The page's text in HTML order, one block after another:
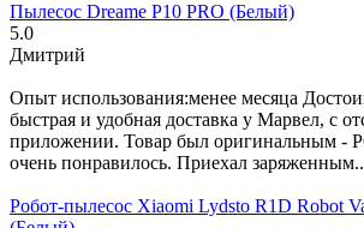
Пылесос Dreame P10 PRO (Белый)
5.0
Дмитрий
Опыт использования:менее месяца
быстрая и удобная доставка у Марвел, с
приложении. Товар был оригинальным -
очень понравилось. Приехал
Робот-пылесос Xiaomi Lydsto R1D Robot